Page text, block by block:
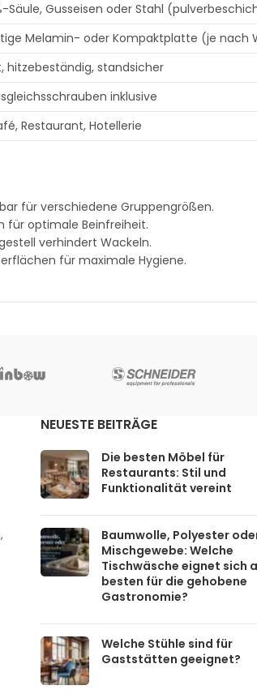
Gusseisen oder Stahl
Melamin- oder Kompaktplatte (je nach
hitzebeständig, standsicher
inklusive
Restaurant, Hotellerie
für verschiedene Gruppengrößen.
für optimale Beinfreiheit.
verhindert Wackeln.
für maximale Hygiene.
NEUESTE BEITRÄGE
Die besten Möbel für
Restaurants: Stil und
Funktionalität vereint
Baumwolle, Polyester
Mischgewebe: Welche
Tischwäsche eignet sich
besten für die gehobene
Gastronomie?
Welche Stühle sind für
Gaststätten geeignet?